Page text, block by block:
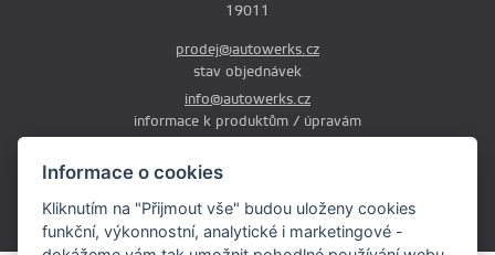
Informace o cookies
Kliknutím na "Přijmout vše" budou uloženy cookies
funkční, výkonnostní, analytické i marketingové -
19011
prodej@autowerks.cz
stav objednávek
info@autowerks.cz
informace k produktům / úpravám
Pá: 9:00-12:00 a 13:00-16:00